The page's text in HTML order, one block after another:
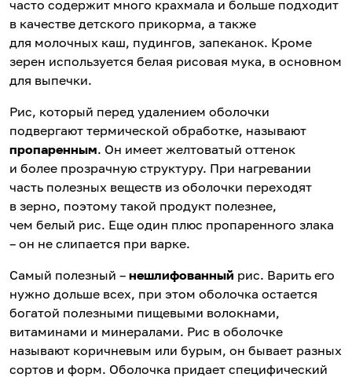
часто содержит много крахмала и больше подходит
в качестве детского прикорма, а также
для молочных каш, пудингов, запеканок. Кроме
зерен используется белая рисовая мука, в основном
для выпечки.
Рис, который перед удалением оболочки
подвергают термической обработке, называют
пропаренным. Он имеет желтоватый оттенок
и более прозрачную структуру. При нагревании
часть полезных веществ из оболочки переходят
в зерно, поэтому такой продукт полезнее,
чем белый рис. Еще один плюс пропаренного злака
– он не слипается при варке.
Самый полезный – нешлифованный рис. Варить его
нужно дольше всех, при этом оболочка остается
богатой полезными пищевыми волокнами,
витаминами и минералами. Рис в оболочке
называют коричневым или бурым, он бывает разных
сортов и форм. Оболочка придает специфический